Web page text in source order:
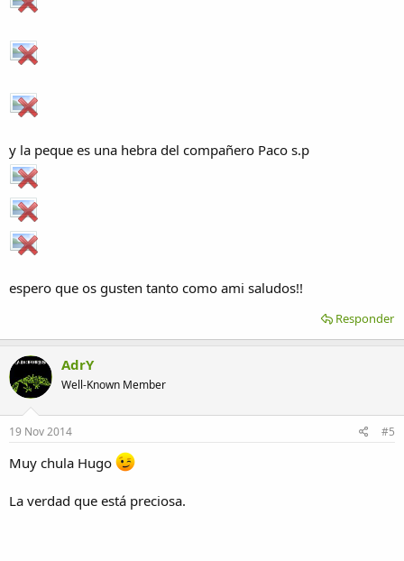
y la peque es una hebra del compañero Paco s.p
espero que os gusten tanto como ami saludos!!
Responder
AdrY
Well-Known Member
19 Nov 2014 #5
Muy chula Hugo
La verdad que está preciosa.